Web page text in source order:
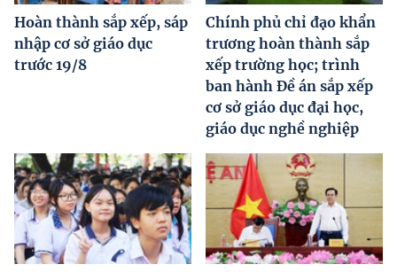
Hoàn thành sắp xếp, sáp
nhập cơ sở giáo dục
trước 19/8
Chính phủ chỉ đạo khẩn
trương hoàn thành sắp
xếp trường học; trình
ban hành Đề án sắp xếp
cơ sở giáo dục đại học,
giáo dục nghề nghiệp